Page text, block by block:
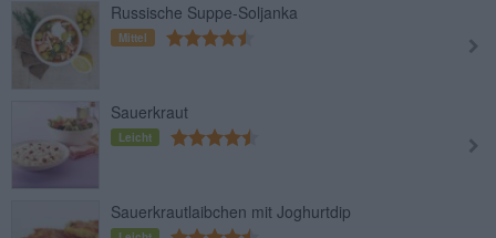
Russische Suppe-Soljanka
Mittel
Sauerkraut
Leicht
Sauerkrautlaibchen mit Joghurtdip